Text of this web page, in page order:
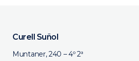
Curell Suñol
Muntaner, 240 – 4º 2ª